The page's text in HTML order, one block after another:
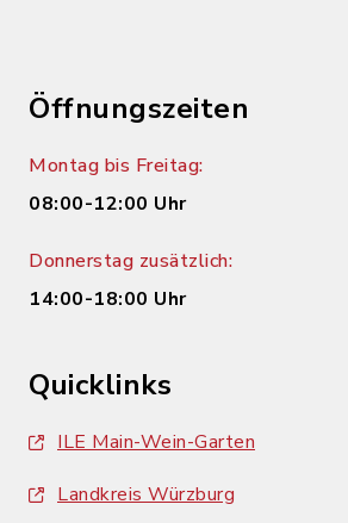
Öffnungszeiten
Montag bis Freitag:
08:00-12:00 Uhr
Donnerstag zusätzlich:
14:00-18:00 Uhr
Quicklinks
ILE Main-Wein-Garten
Landkreis Würzburg